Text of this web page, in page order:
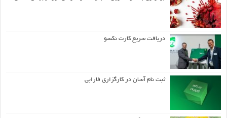
دریافت سریع کارت نکسو
ثبت نام آسان در کارگزاری فارابی